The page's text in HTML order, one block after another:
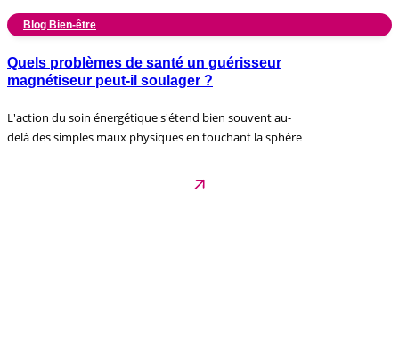
Blog Bien-être
Quels problèmes de santé un guérisseur
magnétiseur peut-il soulager ?
L'action du soin énergétique s'étend bien souvent au-
delà des simples maux physiques en touchant la sphère